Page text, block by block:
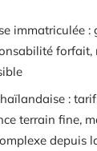
immatriculée :
forfait,
:
terrain fine,
depuis